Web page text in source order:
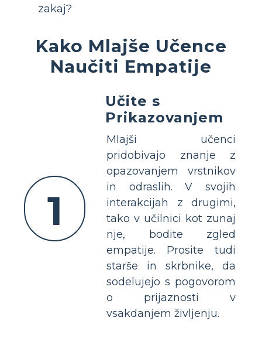
zakaj?
Kako Mlajše Učence
Naučiti Empatije
1
Učite s
Prikazovanjem
Mlajši učenci
pridobivajo znanje z
opazovanjem vrstnikov
in odraslih. V svojih
interakcijah z drugimi,
tako v učilnici kot zunaj
nje, bodite zgled
empatije. Prosite tudi
starše in skrbnike, da
sodelujejo s pogovorom
o prijaznosti v
vsakdanjem življenju.